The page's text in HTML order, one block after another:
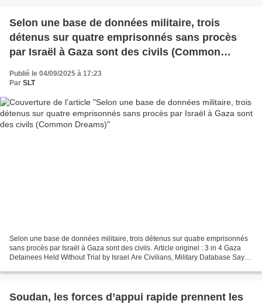
Selon une base de données militaire, trois
détenus sur quatre emprisonnés sans procès
par Israël à Gaza sont des civils (Common
Publié le 04/09/2025 à 17:23
Par SLT
Selon une base de données militaire, trois détenus sur quatre emprisonnés
sans procès par Israël à Gaza sont des civils. Article originel : 3 in 4 Gaza
Detainees Held Without Trial by Israel Are Civilians, Military Database Says
Soudan, les forces d’appui rapide prennent les